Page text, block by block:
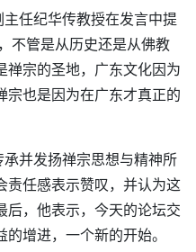
任纪华传教授在发言中提
不管是从历史还是从佛教
禅宗的圣地，广东文化因为
宗也是因为在广东才真正的
并发扬禅宗思想与精神所
责任感表示赞叹，并认为这
后，他表示，今天的论坛交
增进，一个新的开始。